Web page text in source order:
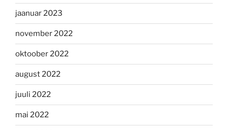
jaanuar 2023
november 2022
oktoober 2022
august 2022
juuli 2022
mai 2022